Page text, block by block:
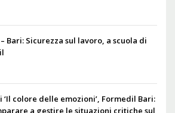
– Bari: Sicurezza sul lavoro, a scuola di
‘Il colore delle emozioni’, Formedil Bari:
a gestire le situazioni critiche sul